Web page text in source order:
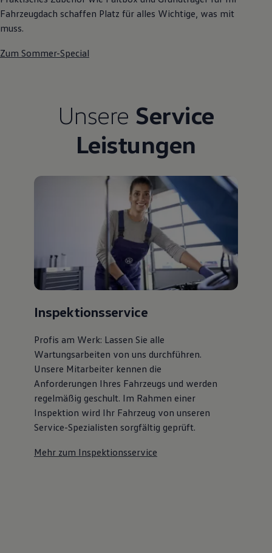
Fahrzeugdach schaffen Platz für alles Wichtige, was mit
muss.
Zum Sommer-Special
Unsere Service
Leistungen
Inspektionsservice
Profis am Werk: Lassen Sie alle
Wartungsarbeiten von uns durchführen.
Unsere Mitarbeiter kennen die
Anforderungen Ihres Fahrzeugs und werden
regelmäßig geschult. Im Rahmen einer
Inspektion wird Ihr Fahrzeug von unseren
Service-Spezialisten sorgfältig geprüft.
Mehr zum Inspektionsservice